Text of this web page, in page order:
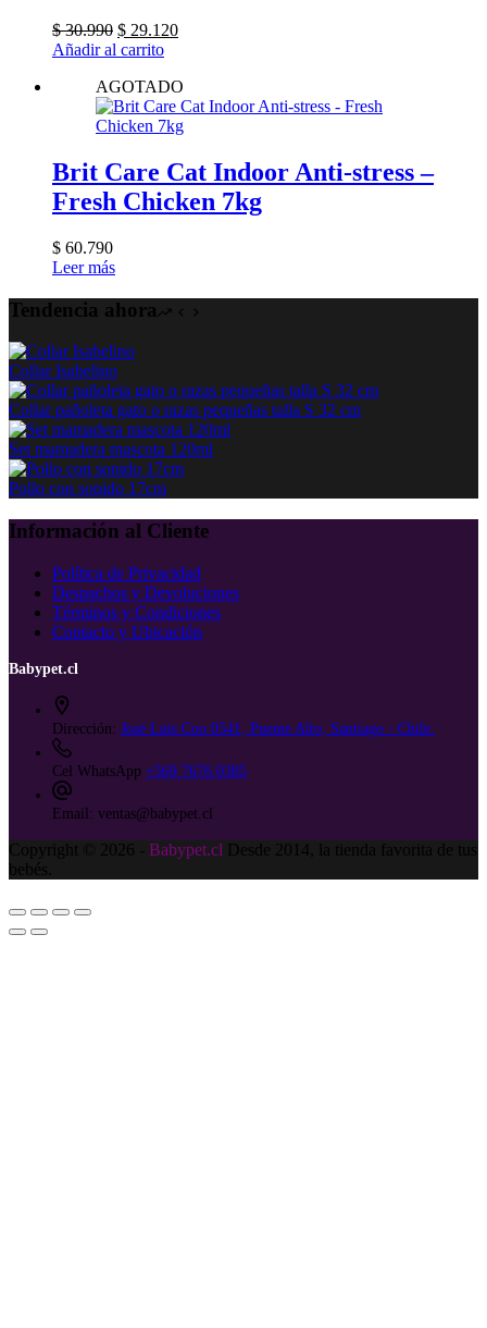
$30.990 El
precio
era:
$ 30.990.
$ 29.120El
es:
$ 29.120.
Añadir al carrito
AGOTADO
Brit Care Cat Indoor Anti-stress –
Fresh Chicken 7kg
$ 60.790
Leer más
Tendencia ahora
Collar Isabelino
Collar pañoleta gato o razas pequeñas talla S 32 cm
Set mamadera mascota 120ml
Pollo con sonido 17cm
Información al Cliente
Política de Privacidad
Despachos y Devoluciones
Términos y Condiciones
Contacto y Ubicación
Babypet.cl
Dirección: José Luis Coo 0541, Puente Alto, Santiago - Chile.
Cel WhatsApp +569 7676 0385
Email: ventas@babypet.cl
Copyright © 2026 - Babypet.cl Desde 2014, la tienda favorita de tus
bebés.